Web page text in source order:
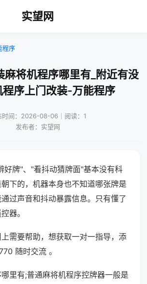
实望网
程序
麻将机程序哪里有_附近有没
程序上门改装-万能程序
时间：2026-08-06｜阅读：1
发布者：实望网
好牌"、"看抖动猜牌面"基本没有科
下的，机器本身也不知道哪张牌是
过声音和抖动暴露信息。只有懂了
器。
需要帮助，想获取一对一指导，添
随时交流 。
里有;普通麻将机程序控牌器一般是